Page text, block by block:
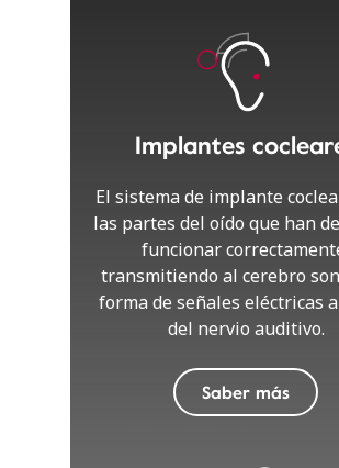
Implantes
El sistema de implante
las partes del oído que han
funcionar
transmitiendo al cerebro
forma de señales eléctricas
del nervio auditivo.
Saber más